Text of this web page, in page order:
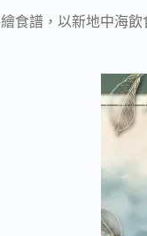
食譜，以新地中海